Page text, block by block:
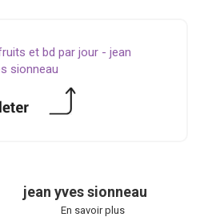
jean yves sionneau
En savoir plus